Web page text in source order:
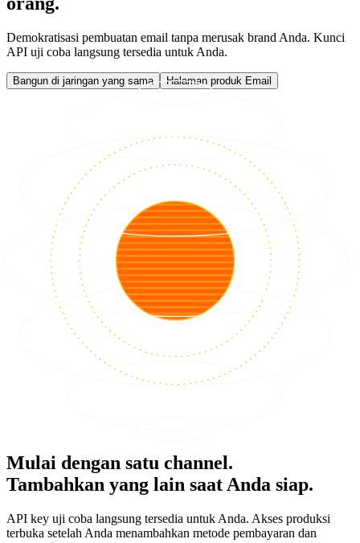
Demokratisasi pembuatan email tanpa merusak brand Anda. Kunci
API uji coba langsung tersedia untuk Anda.
Bangun di jaringan yang sama Halaman produk Email
Mulai dengan satu channel.
Tambahkan yang lain saat Anda siap.
API key uji coba langsung tersedia untuk Anda. Akses produksi
terbuka setelah Anda menambahkan metode pembayaran dan